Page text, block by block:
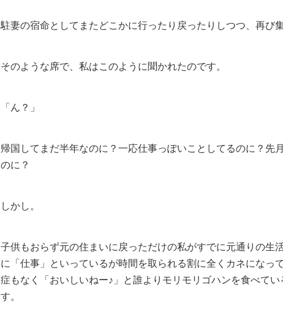
駐妻の宿命としてまたどこかに行ったり戻ったりしつつ、再び
そのような席で、私はこのように聞かれたのです。
「ん？」
帰国してまだ半年なのに？一応仕事っぽいことしてるのに？先
のに？
しかし。
子供もおらず元の住まいに戻っただけの私がすでに元通りの生
に「仕事」といっているが時間を取られる割に全くカネになっ
症もなく「おいしいねー♪」と誰よりモリモリゴハンを食べて
す。